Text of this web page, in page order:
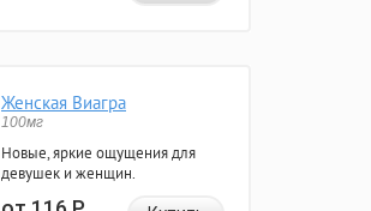
Женская Виагра
100мг
Новые, яркие ощущения для
девушек и женщин.